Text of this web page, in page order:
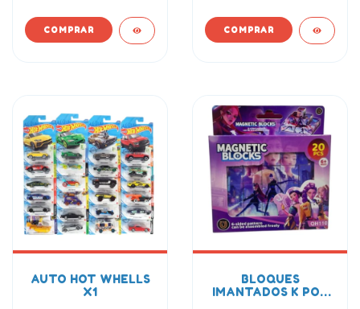
AUTO HOT WHELLS
X1
BLOQUES
IMANTADOS K POP